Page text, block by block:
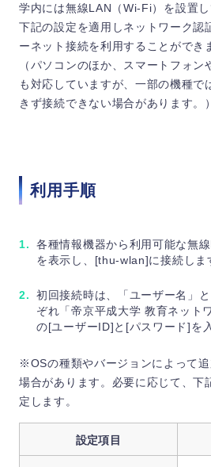
学内には無線LAN（Wi-Fi）を設置し
下記の設定を適用しネットワーク認
ーネット接続を利用することができ
（パソコンのほか、スマートフォ
も対応していますが、一部の機種で
きず接続できない場合があります。）
利用手順
各種情報機器から利用可能な無
を表示し、[thu-wlan]に接続しま
初回接続時は、「ユーザー名」
ぞれ「帝京平成大学 教育ネット
の[ユーザーID]と[パスワード]を
※OSの種類やバージョンによって
場合があります。必要に応じて、下
定します。
設定項目